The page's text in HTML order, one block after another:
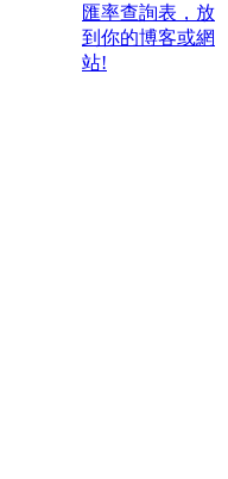
匯率查詢表，放
到你的博客或網
站!